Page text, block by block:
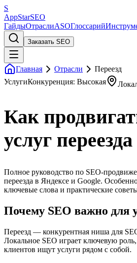
S
AppStarSEO
ГайдыОтраслиASOГлоссарий
Заказать SEO
Главная Отрасли
Переезд
УслугиКонкуренция: Высокая
Как
услуг переезда
Полное руководство по SEO-
переезда в Яндексе и Google.
ключевые слова и практические
Почему SEO важно для
Переезд — конкурентная ниша для
Локальное SEO играет ключевую
клиентов ищут услуги рядом с собой.